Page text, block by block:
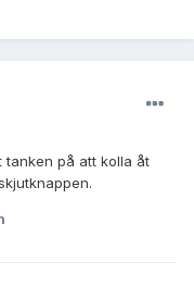
tanken på att kolla åt